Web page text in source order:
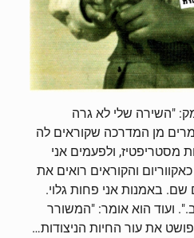
"השירה שלי לא גרה
מן המדרכה שקוראים לה
מסטריפטיז, ולפעמים אני
והקוראים רואים את
באמנות אני פחות גלוי.
ועוד הוא אומר: "המשורר
את עור החיות הניצודות…